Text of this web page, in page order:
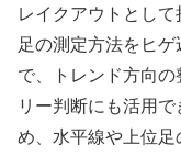
レイクアウトとし
足の測定方法をヒ
で、トレンド方向
リー判断にも活用
め、水平線や上位足